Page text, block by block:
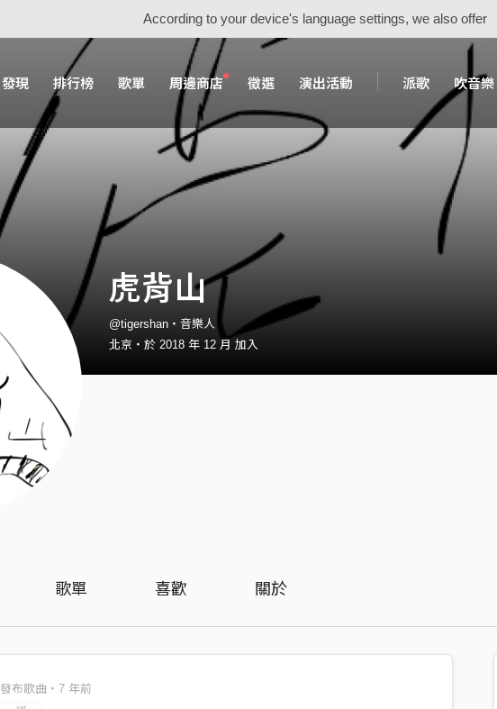
According to your device's language settings, we also offer
發現 排行榜 歌單 周邊商店 徵選 演出活動 派歌 吹音樂
虎背山
@tigershan・音樂人
北京・於 2018 年 12 月 加入
歌單 喜歡 關於
發布歌曲・7 年前